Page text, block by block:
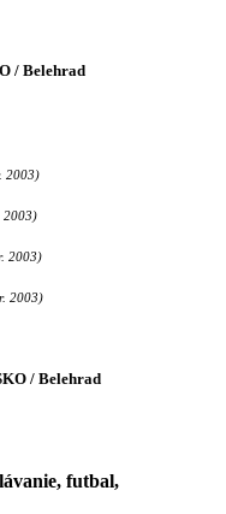
/ Belehrad
2003)
2003)
2003)
2003)
/ Belehrad
futbal,